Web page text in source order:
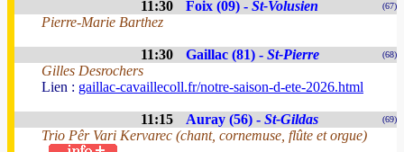
11:30 Foix (09) - St-Volusien (67)
Pierre-Marie Barthez
11:30 Gaillac (81) - St-Pierre (68)
Gilles Desrochers
Lien : gaillac-cavaillecoll.fr/notre-saison-d-ete-2026.html
11:15 Auray (56) - St-Gildas (69)
Trio Pêr Vari Kervarec (chant, cornemuse, flûte et orgue)